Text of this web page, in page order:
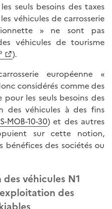
seuls besoins des taxes
véhicules de carrosserie
» ne sont pas
véhicules de tourisme
).
européenne «
considérés comme des
les seuls besoins des
des véhicules à des fins
MOB-10-30) et des autres
sur cette notion,
bénéfices des sociétés ou
véhicules N1
des